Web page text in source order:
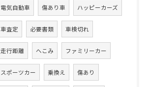
電気自動車 傷あり車 ハッピーカーズ
車査定 必要書類 車検切れ
走行距離 へこみ ファミリーカー
スポーツカー 乗換え 傷あり